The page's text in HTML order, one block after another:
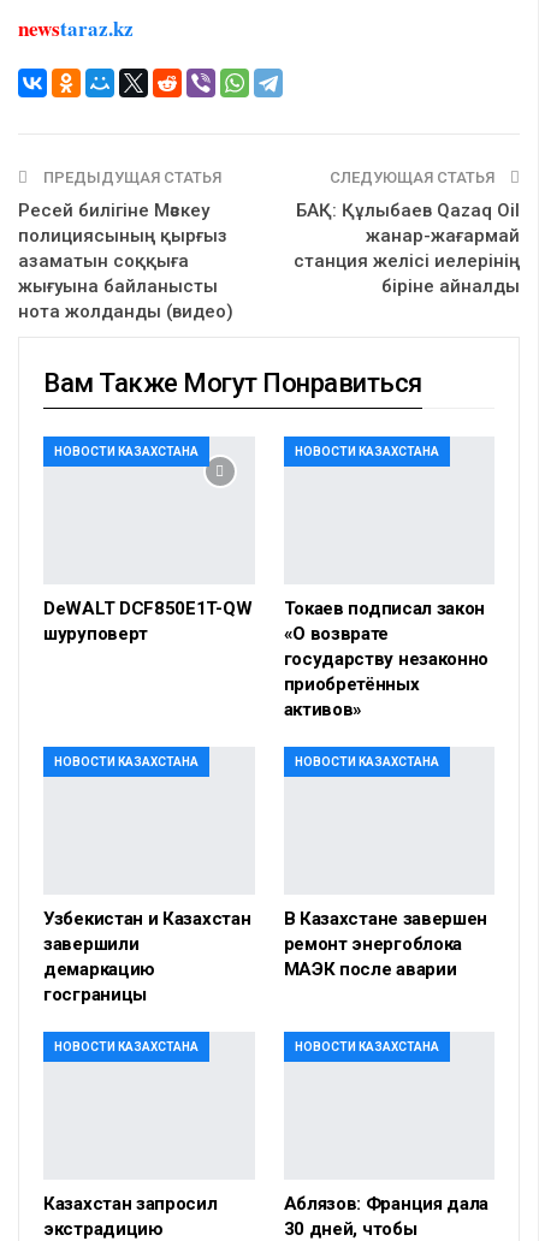
newstaraz.kz
ПРЕДЫДУЩАЯ СТАТЬЯ
Ресей билігіне Мәскеу
полициясының қырғыз
азаматын соққыға
жығуына байланысты
нота жолданды (видео)
СЛЕДУЮЩАЯ СТАТЬЯ
БАҚ: Құлыбаев Qazaq Oil
жанар-жағармай
станция желісі иелерінің
біріне айналды
Вам Также Могут Понравиться
НОВОСТИ КАЗАХСТАНА
DeWALT DCF850E1T-QW
шуруповерт
НОВОСТИ КАЗАХСТАНА
Токаев подписал закон
«О возврате
государству незаконно
приобретённых
активов»
НОВОСТИ КАЗАХСТАНА
Узбекистан и Казахстан
завершили
демаркацию
госграницы
НОВОСТИ КАЗАХСТАНА
В Казахстане завершен
ремонт энергоблока
МАЭК после аварии
НОВОСТИ КАЗАХСТАНА
Казахстан запросил
экстрадицию
НОВОСТИ КАЗАХСТАНА
Аблязов: Франция дала
30 дней, чтобы